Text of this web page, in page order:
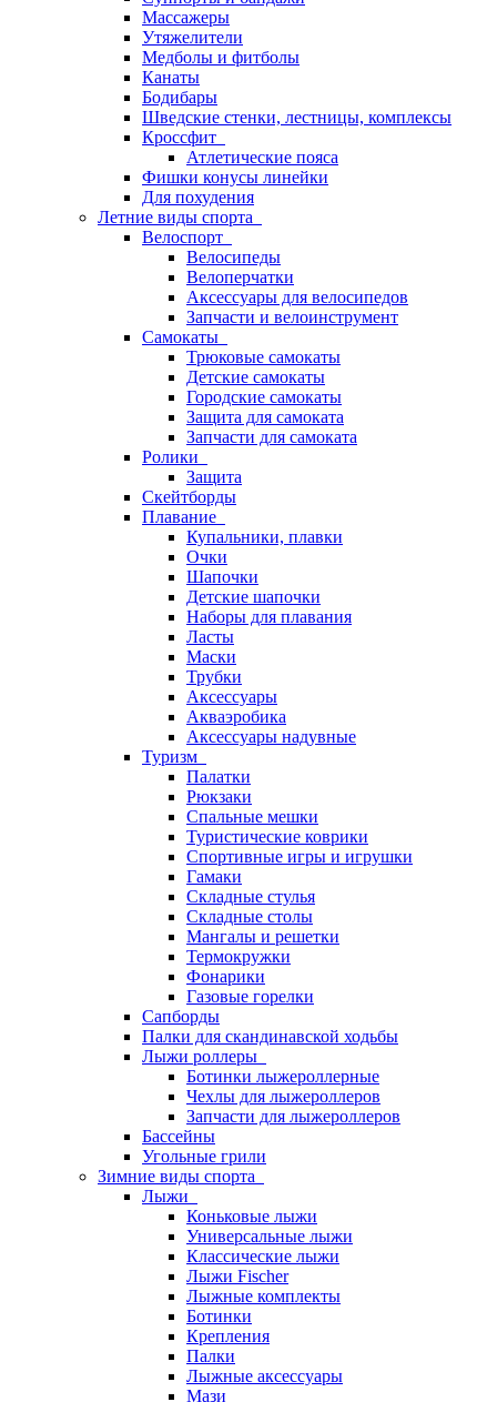
Массажеры
Утяжелители
Медболы и фитболы
Канаты
Бодибары
Шведские стенки, лестницы, комплексы
Кроссфит
Атлетические пояса
Фишки конусы линейки
Для похудения
Летние виды спорта
Велоспорт
Велосипеды
Велоперчатки
Аксессуары для велосипедов
Запчасти и велоинструмент
Самокаты
Трюковые самокаты
Детские самокаты
Городские самокаты
Защита для самоката
Запчасти для самоката
Ролики
Защита
Скейтборды
Плавание
Купальники, плавки
Очки
Шапочки
Детские шапочки
Наборы для плавания
Ласты
Маски
Трубки
Аксессуары
Акваэробика
Аксессуары надувные
Туризм
Палатки
Рюкзаки
Спальные мешки
Туристические коврики
Спортивные игры и игрушки
Гамаки
Складные стулья
Складные столы
Мангалы и решетки
Термокружки
Фонарики
Газовые горелки
Сапборды
Палки для скандинавской ходьбы
Лыжи роллеры
Ботинки лыжероллерные
Чехлы для лыжероллеров
Запчасти для лыжероллеров
Бассейны
Угольные грили
Зимние виды спорта
Лыжи
Коньковые лыжи
Универсальные лыжи
Классические лыжи
Лыжи Fischer
Лыжные комплекты
Ботинки
Крепления
Палки
Лыжные аксессуары
Мази